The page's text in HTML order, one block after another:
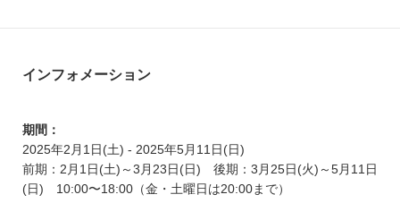
インフォメーション
期間：
2025年2月1日(土) - 2025年5月11日(日)
前期：2月1日(土)～3月23日(日) 後期：3月25日(火)～5月11日
(日) 10:00〜18:00（金・土曜日は20:00まで）